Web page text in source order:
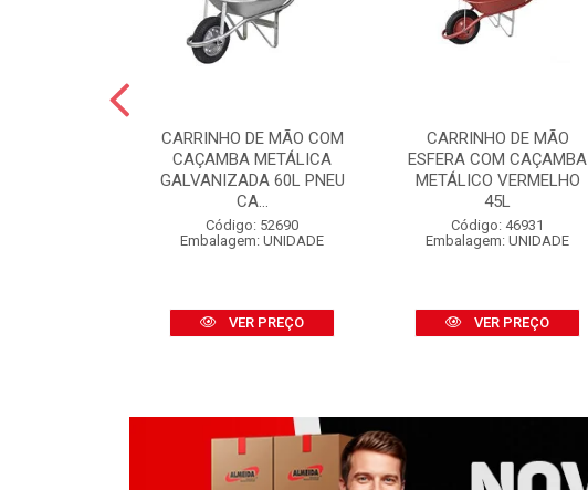
CARRINHO DE MÃO COM
CAÇAMBA METÁLICA
GALVANIZADA 60L PNEU
CA...
Código: 52690
Embalagem: UNIDADE
VER PREÇO
CARRINHO DE MÃO
ESFERA COM CAÇAMBA
METÁLICO VERMELHO
45L
Código: 46931
Embalagem: UNIDADE
VER PREÇO